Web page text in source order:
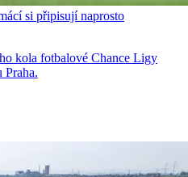
si připisují naprosto
kola fotbalové Chance Ligy
Praha.